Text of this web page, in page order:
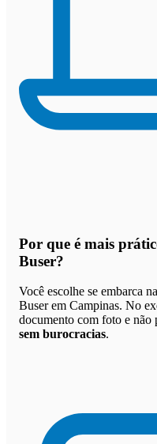
Por que é mais
Buser?
Você escolhe se embarca
Buser em Campinas. No
documento com foto e não
sem burocracias.